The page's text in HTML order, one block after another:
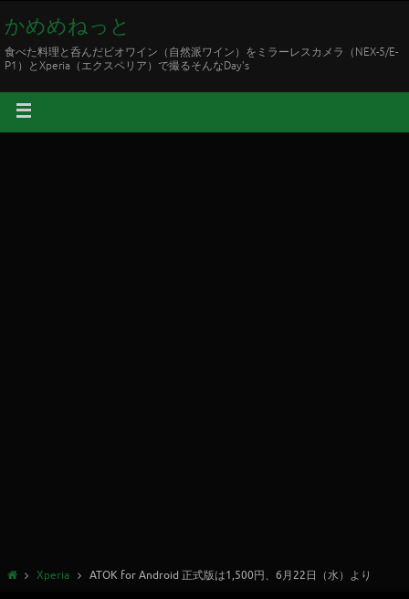
かめめねっと
食べた料理と呑んだビオワイン（自然派ワイン）をミラーレスカメラ（NEX-5/E-
P1）とXperia（エクスペリア）で撮るそんなDay's
Xperia ATOK for Android 正式版は1,500円、6月22日（水）より